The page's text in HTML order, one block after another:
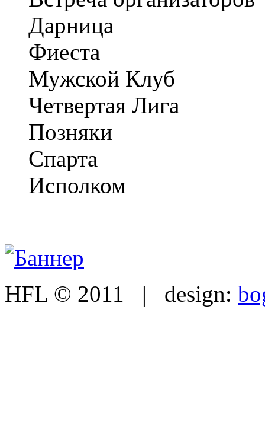
Дарница
Фиеста
Мужской Клуб
Четвертая Лига
Позняки
Спарта
Исполком
HFL © 2011 | design: